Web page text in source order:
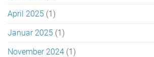
April 2025 (1)
Januar 2025 (1)
November 2024 (1)